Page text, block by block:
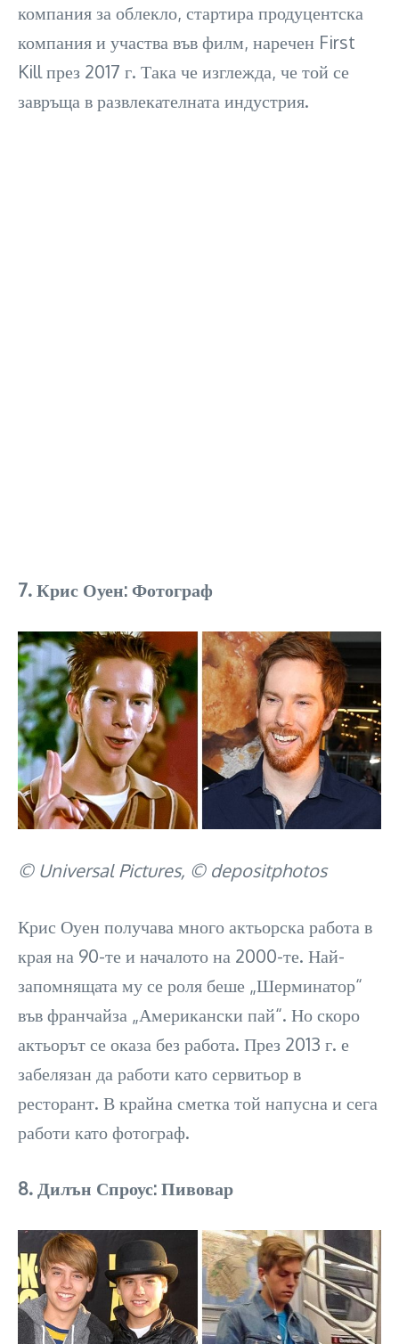
компания за облекло, стартира продуцентска
компания и участва във филм, наречен First
Kill през 2017 г. Така че изглежда, че той се
завръща в развлекателната индустрия.
7. Крис Оуен: Фотограф
© Universal Pictures, © depositphotos
Крис Оуен получава много актьорска работа в
края на 90-те и началото на 2000-те. Най-
запомнящата му се роля беше „Шерминатор“
във франчайза „Американски пай“. Но скоро
актьорът се оказа без работа. През 2013 г. е
забелязан да работи като сервитьор в
ресторант. В крайна сметка той напусна и сега
работи като фотограф.
8. Дилън Спроус: Пивовар